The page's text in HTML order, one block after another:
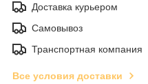
Доставка курьером
Самовывоз
Транспортная компания
Все условия доставки